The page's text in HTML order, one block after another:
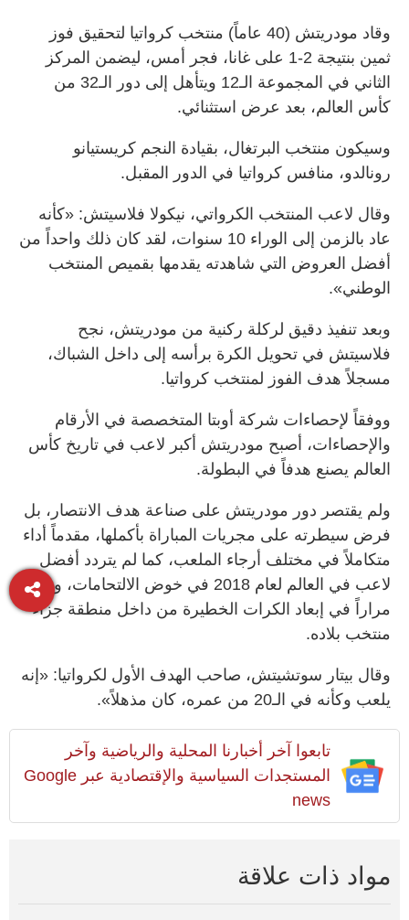
وقاد مودريتش (40 عاماً) منتخب كرواتيا لتحقيق فوز
ثمين بنتيجة 2-1 على غانا، فجر أمس، ليضمن المركز
الثاني في المجموعة الـ12 ويتأهل إلى دور الـ32 من
كأس العالم، بعد عرض استثنائي.
وسيكون منتخب البرتغال، بقيادة النجم كريستيانو
رونالدو، منافس كرواتيا في الدور المقبل.
وقال لاعب المنتخب الكرواتي، نيكولا فلاسيتش: «كأنه
عاد بالزمن إلى الوراء 10 سنوات، لقد كان ذلك واحداً من
أفضل العروض التي شاهدته يقدمها بقميص المنتخب
الوطني».
وبعد تنفيذ دقيق لركلة ركنية من مودريتش، نجح
فلاسيتش في تحويل الكرة برأسه إلى داخل الشباك،
مسجلاً هدف الفوز لمنتخب كرواتيا.
ووفقاً لإحصاءات شركة أوبتا المتخصصة في الأرقام
والإحصاءات، أصبح مودريتش أكبر لاعب في تاريخ كأس
العالم يصنع هدفاً في البطولة.
ولم يقتصر دور مودريتش على صناعة هدف الانتصار، بل
فرض سيطرته على مجريات المباراة بأكملها، مقدماً أداء
متكاملاً في مختلف أرجاء الملعب، كما لم يتردد أفضل
لاعب في العالم لعام 2018 في خوض الالتحامات، ونجح
مراراً في إبعاد الكرات الخطيرة من داخل منطقة جزاء
منتخب بلاده.
وقال بيتار سوتشيتش، صاحب الهدف الأول لكرواتيا: «إنه
يلعب وكأنه في الـ20 من عمره، كان مذهلاً».
تابعوا آخر أخبارنا المحلية والرياضية وآخر
المستجدات السياسية والإقتصادية عبر Google
news
مواد ذات علاقة